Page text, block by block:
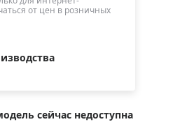
от цен в розничных
сейчас недоступна